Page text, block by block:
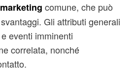
comune, che può
Gli attributi generali
eventi imminenti
correlata, nonché